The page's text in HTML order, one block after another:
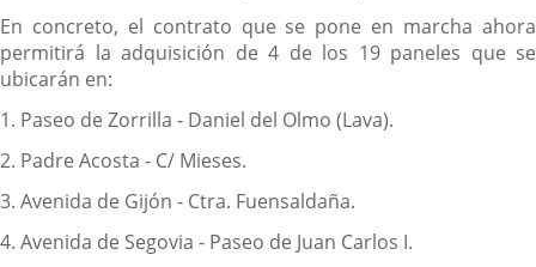
En concreto, el contrato que se pone en marcha ahora
permitirá la adquisición de 4 de los 19 paneles que se
ubicarán en:
1. Paseo de Zorrilla - Daniel del Olmo (Lava).
2. Padre Acosta - C/ Mieses.
3. Avenida de Gijón - Ctra. Fuensaldaña.
4. Avenida de Segovia - Paseo de Juan Carlos I.